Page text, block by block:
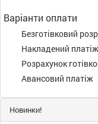
Варіанти оплати
Безготівковий
Накладений платіж
Розрахунок
Авансовий платіж
Новинки!